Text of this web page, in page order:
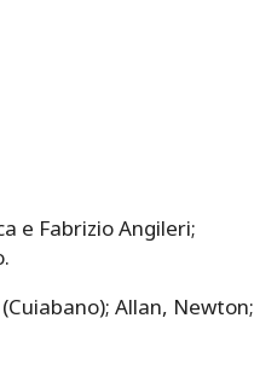
e Fabrizio Angileri;
Allan, Newton;